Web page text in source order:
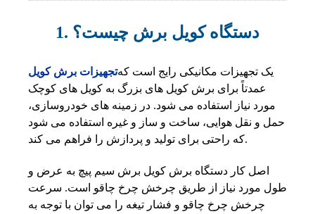
1. دستگاه کویل برش چیست؟
تجهیزات برش کویلیک تجهیزات مکانیکی رایج است که
عمدتاً برای برش کویل های بزرگ به کویل های کوچک
مورد نیاز استفاده می شود. در زمینه های خودروسازی،
حمل و نقل هوایی، ساخت و ساز و غیره استفاده می شود
که راحتی برای تولید و پردازش را فراهم می کند.
اصل کار دستگاه برش کویل برش سیم پیچ به عرض و
طول مورد نیاز از طریق چرخش چرخ چاقو است. سرعت
چرخش چرخ چاقو و فشار تیغه را می توان با توجه به